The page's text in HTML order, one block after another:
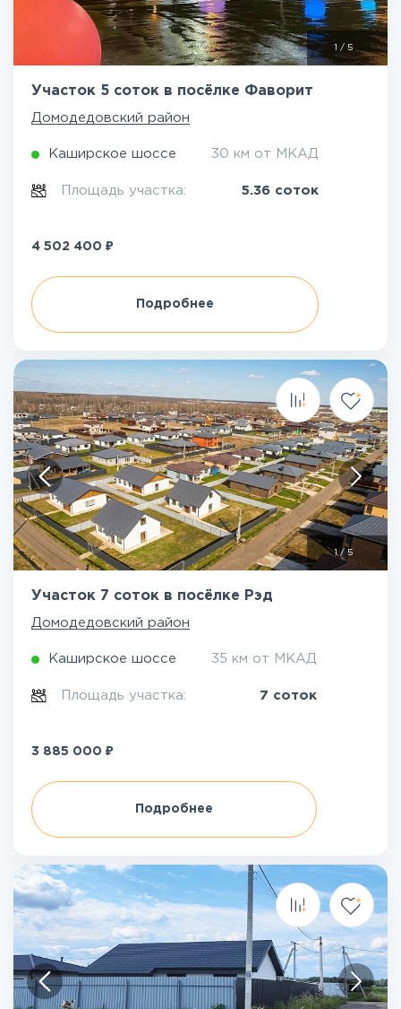
/ 5
Участок 5 соток в посёлке Фаворит
Домодедовский район
Каширское шоссе 30 км от МКАД
Площадь участка: 5.36 соток
4 502 400 ₽
Подробнее
1/ 5
Участок 7 соток в посёлке Рэд
Домодедовский район
Каширское шоссе 35 км от МКАД
Площадь участка: 7 соток
3 885 000 ₽
Подробнее